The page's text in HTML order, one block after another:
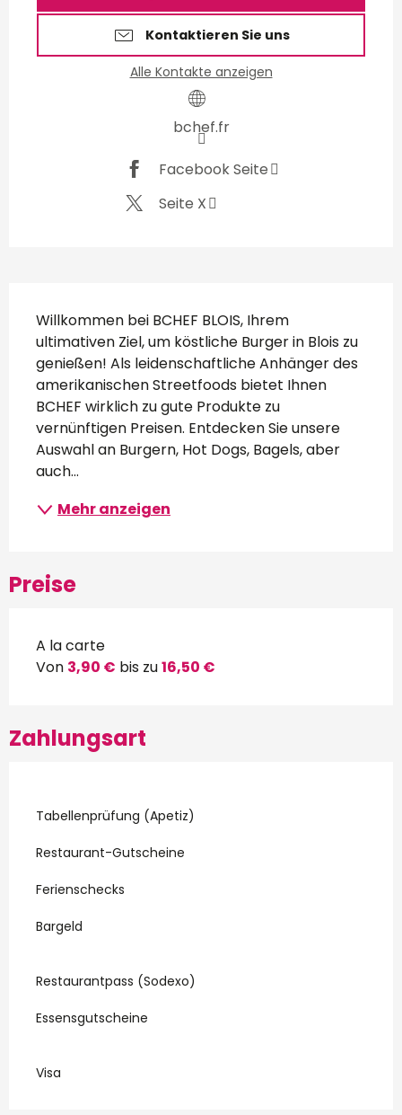
Kontaktieren Sie uns
Alle Kontakte anzeigen
bchef.fr
Facebook Seite
Seite X
Beschreibung
Willkommen bei BCHEF BLOIS, Ihrem
ultimativen Ziel, um köstliche Burger in Blois zu
genießen! Als leidenschaftliche Anhänger des
amerikanischen Streetfoods bietet Ihnen
BCHEF wirklich zu gute Produkte zu
vernünftigen Preisen. Entdecken Sie unsere
Auswahl an Burgern, Hot Dogs, Bagels, aber
auch...
Mehr anzeigen
Preise
A la carte
Von 3,90 € bis zu16,50 €
Zahlungsart
Tabellenprüfung (Apetiz)
Restaurant-Gutscheine
Ferienschecks
Bargeld
Restaurantpass (Sodexo)
Essensgutscheine
Visa